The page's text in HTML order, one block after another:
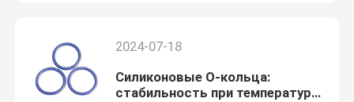
2024-07-18
Силиконовые О-кольца:
стабильность при температуре